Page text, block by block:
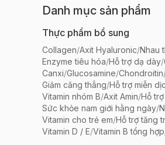
Danh mục sản phẩm
Thực phẩm bổ sung
Collagen/Axit Hyaluronic/Nhau
Enzyme tiêu hóa/Hỗ trợ dạ dày/
Canxi/Glucosamine/Chondroitin
Giảm căng thẳng/Hỗ trợ miễn
Vitamin nhóm B/Axit Amin/Hỗ
Sức khỏe nam giới hằng ngày/
Vitamin cho trẻ em/Hỗ trợ tăng
Vitamin D / E/Vitamin B tổng hợp